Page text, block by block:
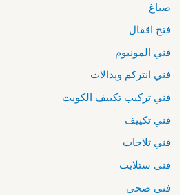
صباغ
فتح اقفال
فني المونيوم
فني انتركم وبدالات
فني تركيب تكييف الكويت
فني تكييف
فني ثلاجات
فني ستلايت
فني صحي